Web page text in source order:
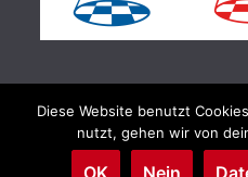
Copyright © 2026
Rechte
Diese Website benutzt
nutzt, gehen wir von
OK Nein